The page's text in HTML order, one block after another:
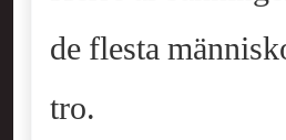
de flesta
tro.